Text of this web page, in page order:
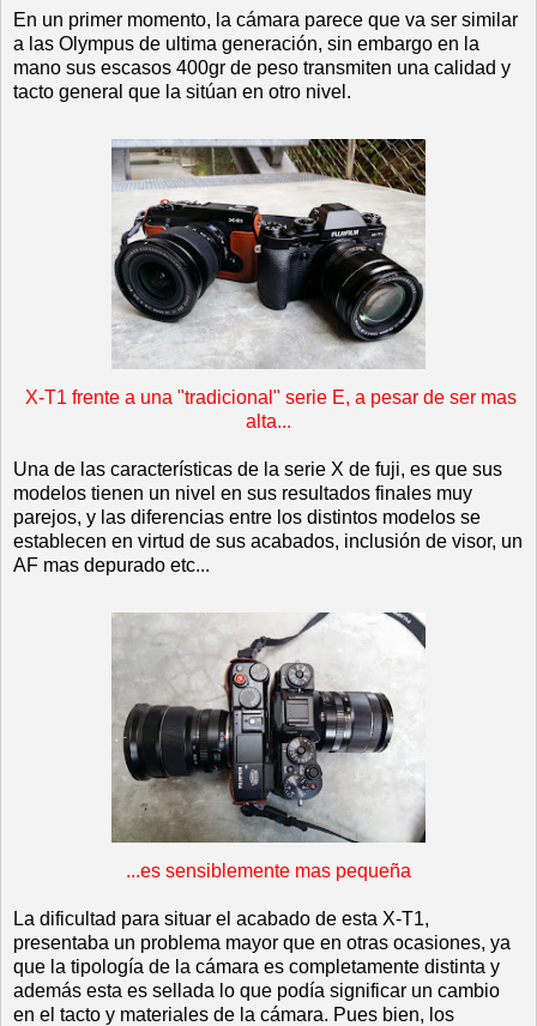
En un primer momento, la cámara parece que va ser similar
a las Olympus de ultima generación, sin embargo en la
mano sus escasos 400gr de peso transmiten una calidad y
tacto general que la sitúan en otro nivel.
X-T1 frente a una "tradicional" serie E, a pesar de ser mas
alta...
Una de las características de la serie X de fuji, es que sus
modelos tienen un nivel en sus resultados finales muy
parejos, y las diferencias entre los distintos modelos se
establecen en virtud de sus acabados, inclusión de visor, un
AF mas depurado etc...
...es sensiblemente mas pequeña
La dificultad para situar el acabado de esta X-T1,
presentaba un problema mayor que en otras ocasiones, ya
que la tipología de la cámara es completamente distinta y
además esta es sellada lo que podía significar un cambio
en el tacto y materiales de la cámara. Pues bien, los